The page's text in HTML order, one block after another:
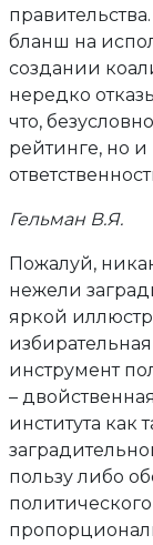
бланш на
создании
нередко
что,
рейтинге, но и
Гельман В.Я.
Пожалуй,
нежели
яркой
инструмент
–
института как
пользу либо